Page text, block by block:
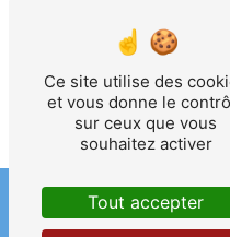
Ce site utilise des
et vous donne le
sur ceux que vous
souhaitez activer
Tout accepter